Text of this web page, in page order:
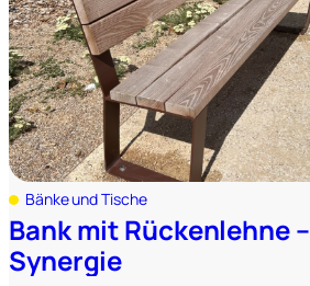
Bänke und Tische
Bank mit Rückenlehne –
Synergie